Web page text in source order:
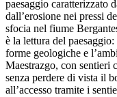
paesaggio caratterizzato
dall’erosione nei pressi
sfocia nel fiume
è la lettura del
forme geologiche e
Maestrazgo, con sentieri
senza perdere di vista il
all’accesso tramite i